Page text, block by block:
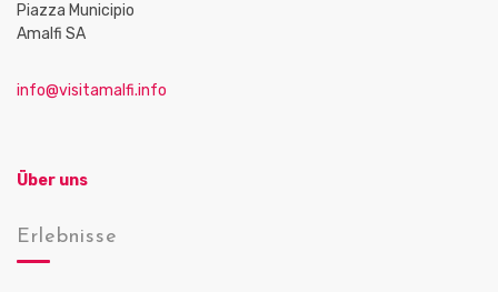
Piazza Municipio
Amalfi SA
info@visitamalfi.info
Über uns
Erlebnisse